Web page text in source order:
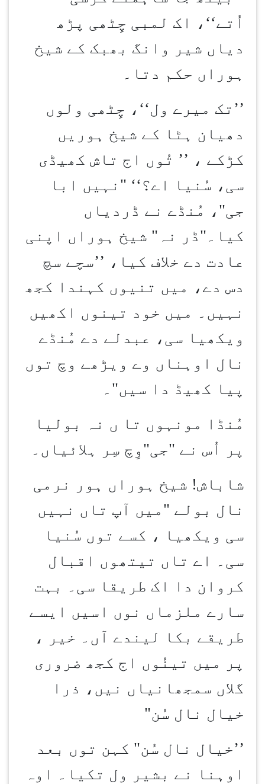
اُتے‘‘، اک لمبی چِٹھی پڑھ
دیاں شیر وانگ بھبک کے شیخ
ہوراں حکم دتا۔
’’ تک میرے ول‘‘، چِٹھی ولوں
دھیان ہٹا کے شیخ ہوریں
کڑکے ، ’’ تُوں اج تاش کھیڈی
سی، سُنیا اے؟‘‘ "نہیں ابا
جی"، مُنڈے نے ڈردیاں
کیا۔"ڈر نہ" شیخ ہوراں اپنی
عادت دے خلاف کیا، ’’سچے سچ
دس دے، میں تنیوں کہندا کجھ
نہیں۔ میں خود تینوں اکھیں
ویکھیا سی، عبدلے دے مُنڈے
نال اوہناں وے ویڑھے وچ توں
پیا کھیڈ دا سیں"۔
مُنڈا مونہوں تا ں نہ بولیا
پر اُس نے "جی"وِچ سِر ہلائیاں۔
شاباش! شیخ ہوراں ہور نرمی
نال بولے "میں آپ تاں نہیں
سی ویکھیا ، کسے توں سُنیا
سی۔ اے تاں تیتھوں اقبال
کروان دا اک طریقا سی۔ بہت
سارے ملزماں نوں اسیں ایسے
طریقے بکا لیندے آں۔ خیر ،
پر میں تینُوں اج کجھ ضروری
گلاں سمجھانیاں نیں ، ذرا
خیال نال سُن"
’’خیال نال سُن" کہن توں بعد
اوہنا نے بشیر ول تکیا۔ اوہ